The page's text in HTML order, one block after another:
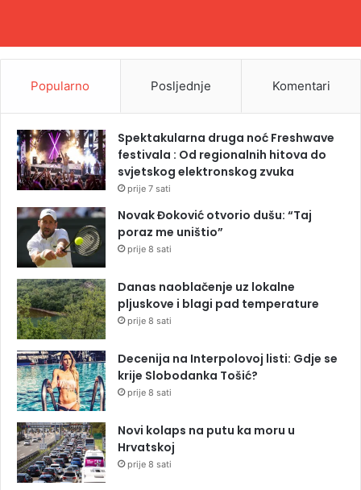
Popularno Posljednje Komentari
Spektakularna druga noć Freshwave
festivala : Od regionalnih hitova do
svjetskog elektronskog zvuka
prije 7 sati
Novak Đoković otvorio dušu: “Taj
poraz me uništio”
prije 8 sati
Danas naoblačenje uz lokalne
pljuskove i blagi pad temperature
prije 8 sati
Decenija na Interpolovoj listi: Gdje se
krije Slobodanka Tošić?
prije 8 sati
Novi kolaps na putu ka moru u
Hrvatskoj
prije 8 sati